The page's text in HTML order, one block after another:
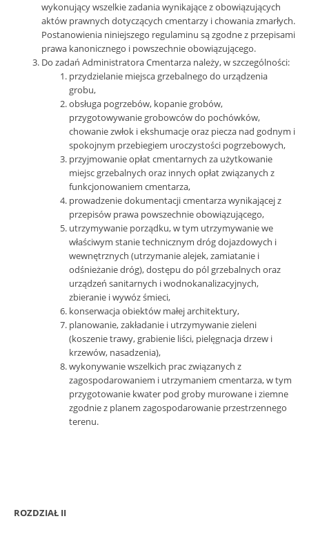
wykonujący wszelkie zadania wynikające z obowiązujących
aktów prawnych dotyczących cmentarzy i chowania zmarłych.
Postanowienia niniejszego regulaminu są zgodne z przepisami
prawa kanonicznego i powszechnie obowiązującego.
Do zadań Administratora Cmentarza należy, w szczególności:
przydzielanie miejsca grzebalnego do urządzenia
grobu,
obsługa pogrzebów, kopanie grobów,
przygotowywanie grobowców do pochówków,
chowanie zwłok i ekshumacje oraz piecza nad godnym i
spokojnym przebiegiem uroczystości pogrzebowych,
przyjmowanie opłat cmentarnych za użytkowanie
miejsc grzebalnych oraz innych opłat związanych z
funkcjonowaniem cmentarza,
prowadzenie dokumentacji cmentarza wynikającej z
przepisów prawa powszechnie obowiązującego,
utrzymywanie porządku, w tym utrzymywanie we
właściwym stanie technicznym dróg dojazdowych i
wewnętrznych (utrzymanie alejek, zamiatanie i
odśnieżanie dróg), dostępu do pól grzebalnych oraz
urządzeń sanitarnych i wodnokanalizacyjnych,
zbieranie i wywóz śmieci,
konserwacja obiektów małej architektury,
planowanie, zakładanie i utrzymywanie zieleni
(koszenie trawy, grabienie liści, pielęgnacja drzew i
krzewów, nasadzenia),
wykonywanie wszelkich prac związanych z
zagospodarowaniem i utrzymaniem cmentarza, w tym
przygotowanie kwater pod groby murowane i ziemne
zgodnie z planem zagospodarowanie przestrzennego
terenu.
ROZDZIAŁ II